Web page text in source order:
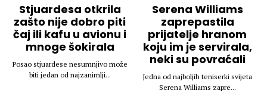
Stjuardesa otkrila
zašto nije dobro piti
čaj ili kafu u avionu i
mnoge šokirala
Posao stjuardese nesumnjivo može
biti jedan od najzanimlji...
Serena Williams
zaprepastila
prijatelje hranom
koju im je servirala,
neki su povraćali
Jedna od najboljih teniserki svijeta
Serena Williams zapre...